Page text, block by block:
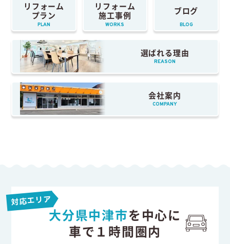
リフォーム
プラン
PLAN
リフォーム
施工事例
WORKS
ブログ
BLOG
選ばれる理由
REASON
会社案内
COMPANY
対応エリア
大分県中津市を中心に
車で１時間圏内